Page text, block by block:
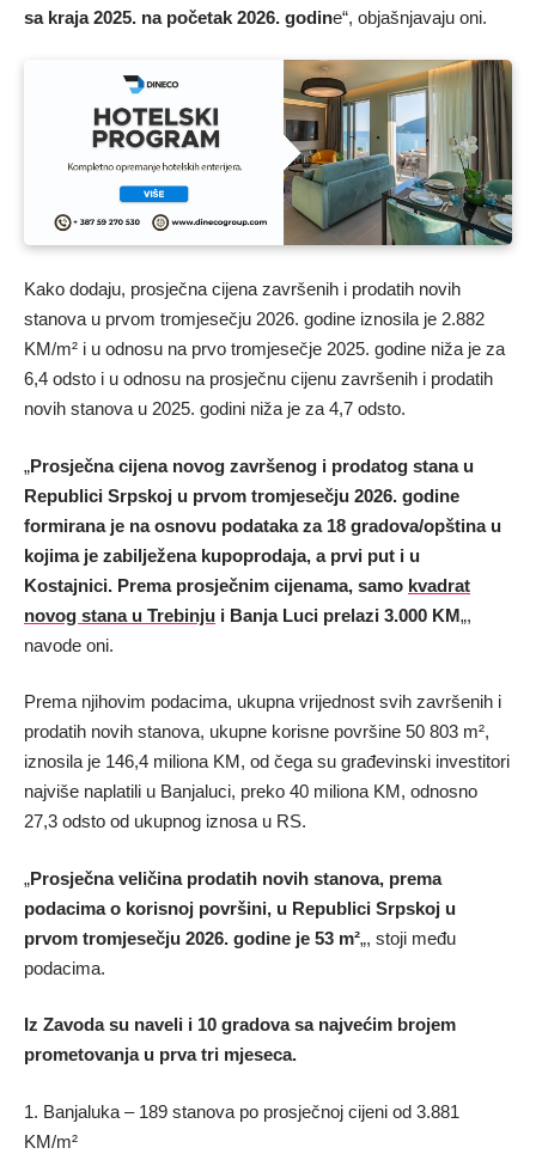
sa kraja 2025. na početak 2026. godine“, objašnjavaju oni.
Kako dodaju, prosječna cijena završenih i prodatih novih
stanova u prvom tromjesečju 2026. godine iznosila je 2.882
KM/m² i u odnosu na prvo tromjesečje 2025. godine niža je za
6,4 odsto i u odnosu na prosječnu cijenu završenih i prodatih
novih stanova u 2025. godini niža je za 4,7 odsto.
„Prosječna cijena novog završenog i prodatog stana u
Republici Srpskoj u prvom tromjesečju 2026. godine
formirana je na osnovu podataka za 18 gradova/opština u
kojima je zabilježena kupoprodaja, a prvi put i u
Kostajnici. Prema prosječnim cijenama, samo kvadrat
novog stana u Trebinju i Banja Luci prelazi 3.000 KM„,
navode oni.
Prema njihovim podacima, ukupna vrijednost svih završenih i
prodatih novih stanova, ukupne korisne površine 50 803 m²,
iznosila je 146,4 miliona KM, od čega su građevinski investitori
najviše naplatili u Banjaluci, preko 40 miliona KM, odnosno
27,3 odsto od ukupnog iznosa u RS.
„Prosječna veličina prodatih novih stanova, prema
podacima o korisnoj površini, u Republici Srpskoj u
prvom tromjesečju 2026. godine je 53 m²„, stoji među
podacima.
Iz Zavoda su naveli i 10 gradova sa najvećim brojem
prometovanja u prva tri mjeseca.
1. Banjaluka – 189 stanova po prosječnoj cijeni od 3.881
KM/m²